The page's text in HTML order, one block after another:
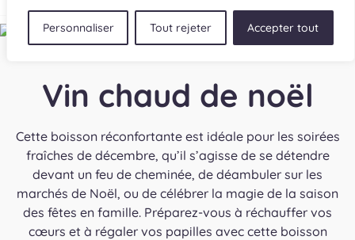
Personnaliser Tout rejeter Accepter tout
RECETTES
SOUMETTRE UNE RECETTE
BOUTIQUE
Vin chaud de noël
Cette boisson réconfortante est idéale pour les soirées
fraîches de décembre, qu’il s’agisse de se détendre
devant un feu de cheminée, de déambuler sur les
marchés de Noël, ou de célébrer la magie de la saison
des fêtes en famille. Préparez-vous à réchauffer vos
cœurs et à régaler vos papilles avec cette boisson